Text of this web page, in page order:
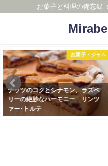
お菓子と料理の備忘録
パン（天然酵母）
「ホシノ丹沢天然酵母」でパンを
焼く 基本のパン編
2026年03月04日